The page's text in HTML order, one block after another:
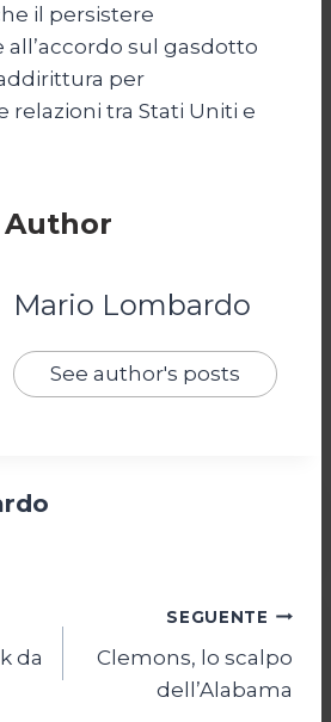
il persistere
all’accordo sul gasdotto
per
relazioni tra Stati Uniti e
Mario Lombardo
See author's posts
da
SEGUENTE
Clemons, lo scalpo
dell’Alabama